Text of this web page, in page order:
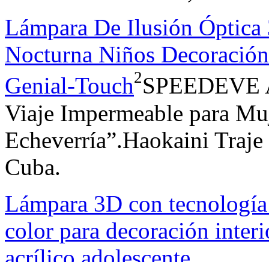
Lámpara De Ilusión
Nocturna Niños
Genial-Touch2
Viaje Impermeable para
Echeverría”.Haokaini
Cuba.
Lámpara 3D con
color para decoración